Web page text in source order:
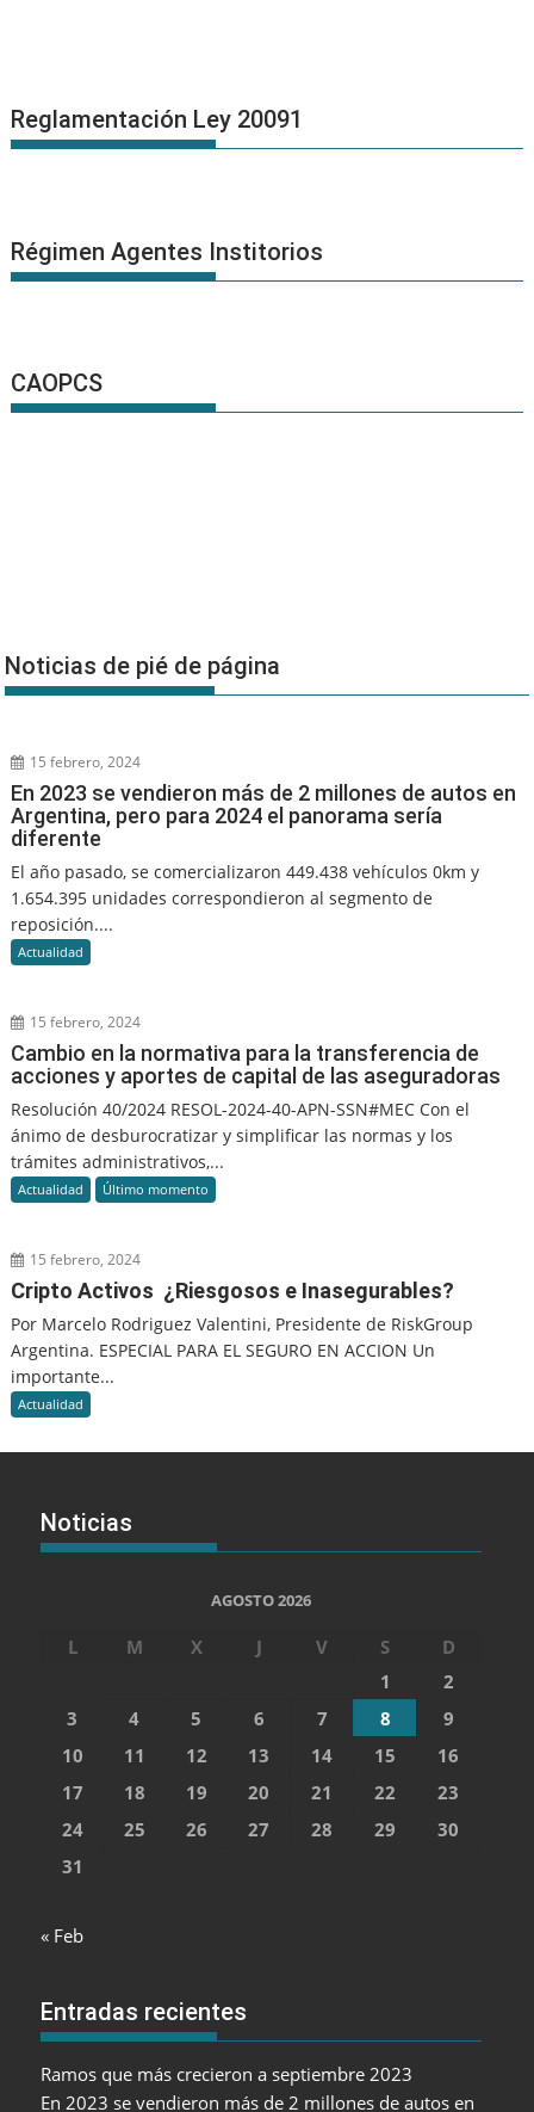
Reglamentación Ley 20091
Régimen Agentes Institorios
CAOPCS
Noticias de pié de página
15 febrero, 2024
En 2023 se vendieron más de 2 millones de autos en
Argentina, pero para 2024 el panorama sería
diferente
El año pasado, se comercializaron 449.438 vehículos 0km y
1.654.395 unidades correspondieron al segmento de
reposición....
Actualidad
15 febrero, 2024
Cambio en la normativa para la transferencia de
acciones y aportes de capital de las aseguradoras
Resolución 40/2024 RESOL-2024-40-APN-SSN#MEC Con el
ánimo de desburocratizar y simplificar las normas y los
trámites administrativos,...
Actualidad Último momento
15 febrero, 2024
Cripto Activos ¿Riesgosos e Inasegurables?
Por Marcelo Rodriguez Valentini, Presidente de RiskGroup
Argentina. ESPECIAL PARA EL SEGURO EN ACCION Un
importante...
Actualidad
Noticias
AGOSTO 2026
L M X J V S
D
1
2
3
4 5 6 7 8
9
10
11 12 13 14 15
16
17
18 19 20 21 22
23
24
25 26 27 28 29
30
31
« Feb
Entradas recientes
Ramos que más crecieron a septiembre 2023
En 2023 se vendieron más de 2 millones de autos en